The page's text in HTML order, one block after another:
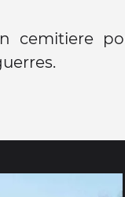
cemitiere